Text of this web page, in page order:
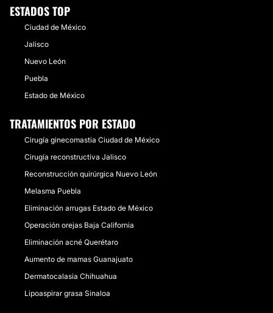
ESTADOS TOP
Ciudad de México
Jalisco
Nuevo León
Puebla
Estado de México
TRATAMIENTOS POR ESTADO
Cirugía ginecomastia Ciudad de México
Cirugía reconstructiva Jalisco
Reconstrucción quirúrgica Nuevo León
Melasma Puebla
Eliminación arrugas Estado de México
Operación orejas Baja California
Eliminación acné Querétaro
Aumento de mamas Guanajuato
Dermatocalasia Chihuahua
Lipoaspirar grasa Sinaloa